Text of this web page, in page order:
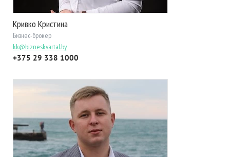
Кривко Кристина
Бизнес-брокер
kk@bizneskvartal.by
+375 29 338 1000